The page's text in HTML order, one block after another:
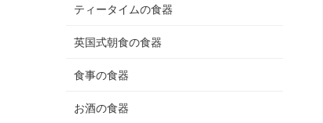
ティータイムの食器
英国式朝食の食器
食事の食器
お酒の食器